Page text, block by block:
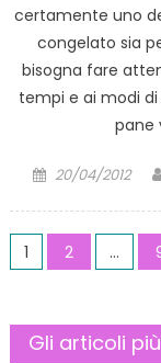
certamente uno
congelato sia
bisogna fare
tempi e ai modi
pane
Posted
20/04/2012
articoli
1 2 …
Gli articoli